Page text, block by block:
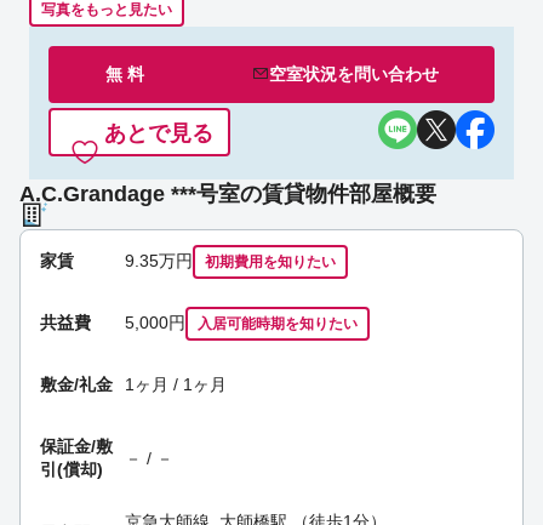
写真をもっと見たい
無 料 空室状況を問い合わせ
あとで見る
A.C.Grandage ***号室の賃貸物件部屋概要
家賃 9.35万円 初期費用を知りたい
共益費 5,000円 入居可能時期を知りたい
敷金/礼金 1ヶ月 / 1ヶ月
保証金/敷
引(償却)
－ / －